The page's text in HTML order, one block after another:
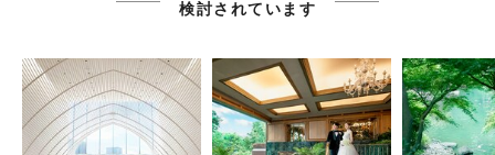
検討されています